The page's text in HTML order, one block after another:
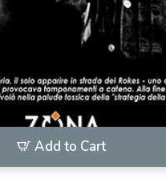
Add to Cart